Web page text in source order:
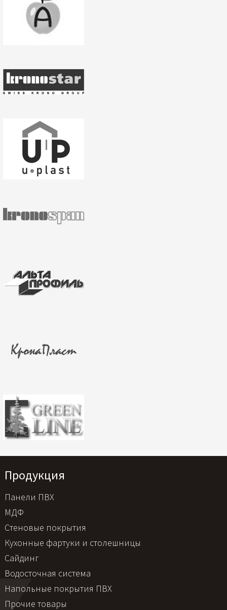
Продукция
Панели ПВХ
МДФ
Стеновые покрытия
Кухонные фартуки и столешницы
Сайдинг
Водосточная система
Напольные покрытия ПВХ
Прочие товары